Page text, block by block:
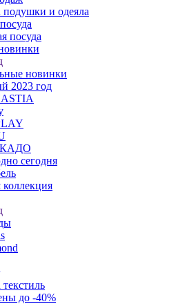
подушки и одеяла
посуда
новинки
2023 год
сегодня
до -40%